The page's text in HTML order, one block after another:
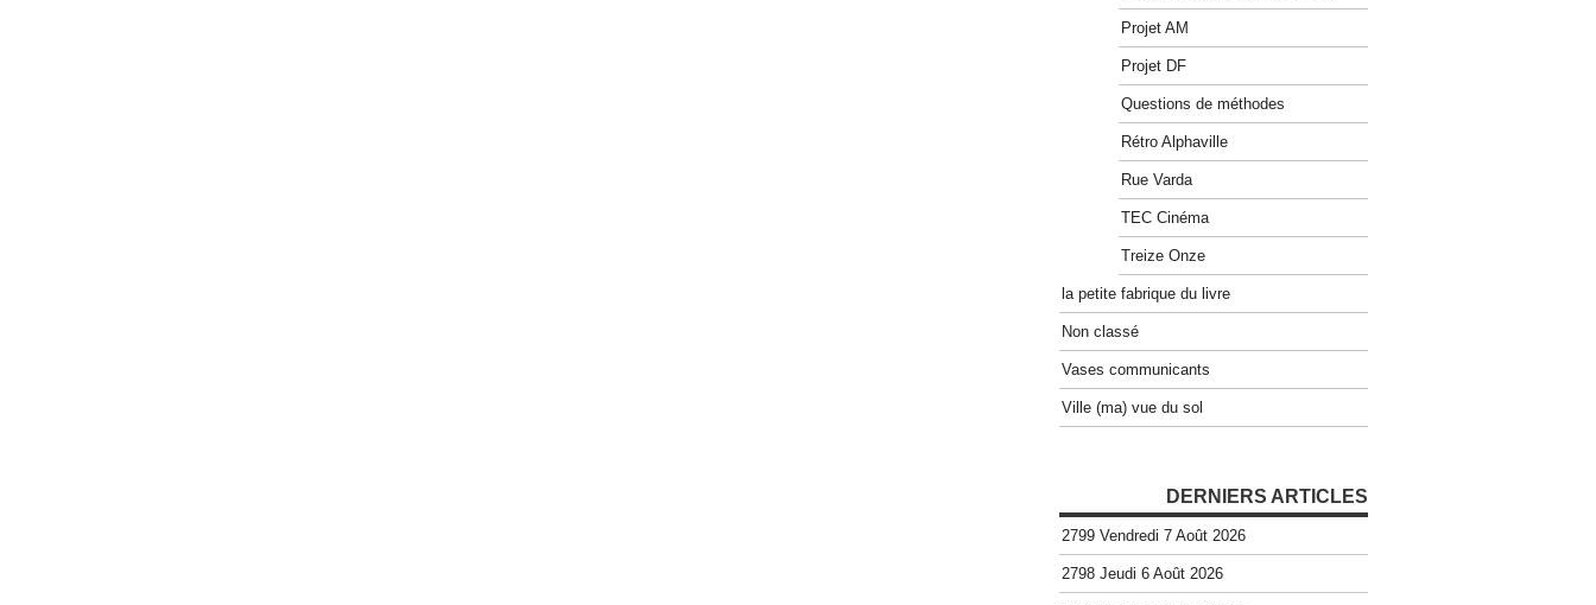
Projet AM
Projet DF
Questions de méthodes
Rétro Alphaville
Rue Varda
TEC Cinéma
Treize Onze
la petite fabrique du livre
Non classé
Vases communicants
Ville (ma) vue du sol
DERNIERS ARTICLES
2799 Vendredi 7 Août 2026
2798 Jeudi 6 Août 2026